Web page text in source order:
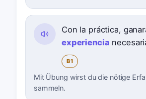
Con la práctica,
experiencia
B1
Mit Übung wirst du die nötige
sammeln.